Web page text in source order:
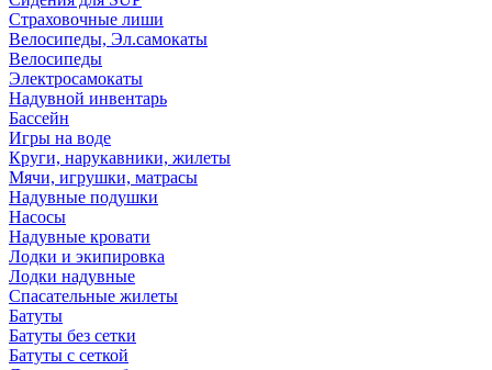
Страховочные лиши
Велосипеды, Эл.самокаты
Велосипеды
Электросамокаты
Надувной инвентарь
Бассейн
Игры на воде
Круги, нарукавники, жилеты
Мячи, игрушки, матрасы
Надувные подушки
Насосы
Надувные кровати
Лодки и экипировка
Лодки надувные
Спасательные жилеты
Батуты
Батуты без сетки
Батуты с сеткой